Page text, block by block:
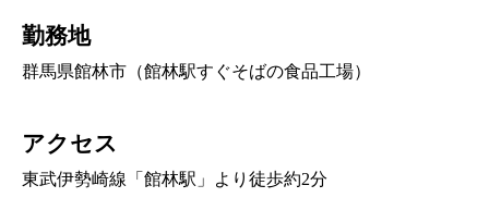
勤務地
群馬県館林市（館林駅すぐそばの食品工場）
アクセス
東武伊勢崎線「館林駅」より徒歩約2分